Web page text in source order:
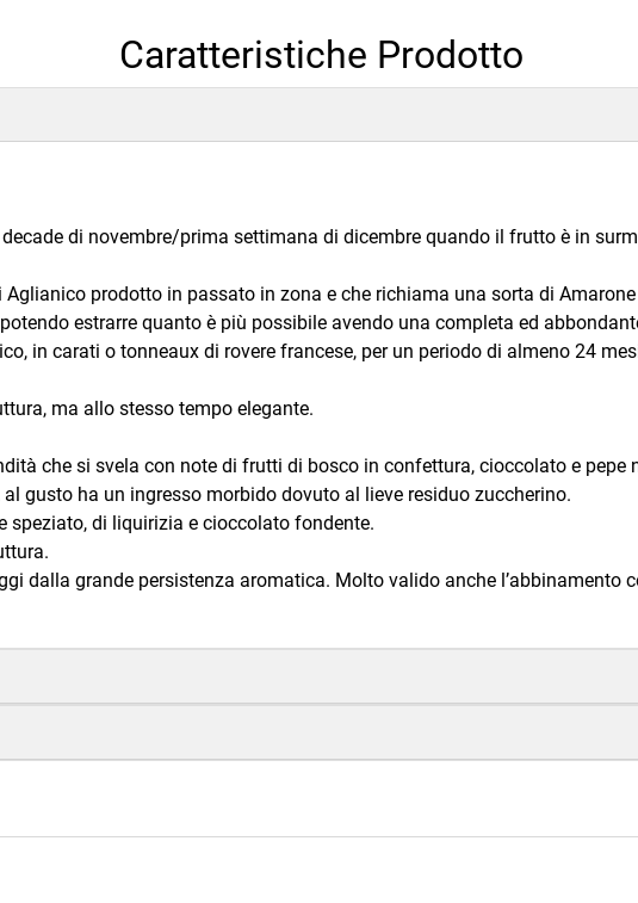
Caratteristiche Prodotto
di novembre/prima settimana di dicembre quando il frutto è in
Aglianico prodotto in passato in zona e che richiama una sorta di
estrarre quanto è più possibile avendo una completa ed
in carati o tonneaux di rovere francese, per un periodo di almeno 24
ma allo stesso tempo elegante.
che si svela con note di frutti di bosco in confettura, cioccolato e pepe
gusto ha un ingresso morbido dovuto al lieve residuo zuccherino.
speziato, di liquirizia e cioccolato fondente.
dalla grande persistenza aromatica. Molto valido anche l’abbinamento